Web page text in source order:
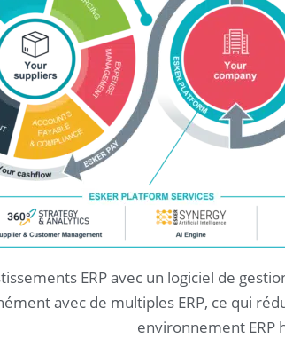
ERP avec un logiciel de
avec de multiples ERP, ce qui
environnement ERP